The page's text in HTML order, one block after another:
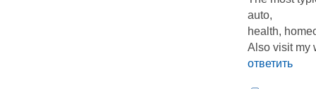
auto,
health,
Also visit my
ответить